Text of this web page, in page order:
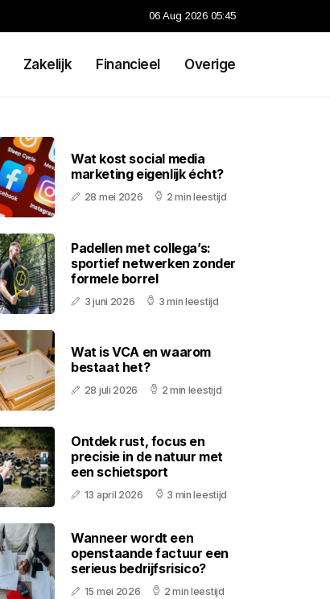
06 Aug 2026 05:45
Zakelijk Financieel Overige
Wat kost social media
marketing eigenlijk écht?
28 mei 2026 2 min leestijd
Padellen met collega’s:
sportief netwerken zonder
formele borrel
3 juni 2026 3 min leestijd
Wat is VCA en waarom
bestaat het?
28 juli 2026 2 min leestijd
Ontdek rust, focus en
precisie in de natuur met
een schietsport
13 april 2026 3 min leestijd
Wanneer wordt een
openstaande factuur een
serieus bedrijfsrisico?
15 mei 2026 2 min leestijd